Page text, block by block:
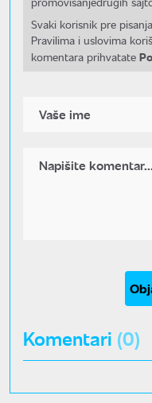
Svaki korisnik pre
Pravilima i uslovima
komentara prihvatate
Komentari (0)